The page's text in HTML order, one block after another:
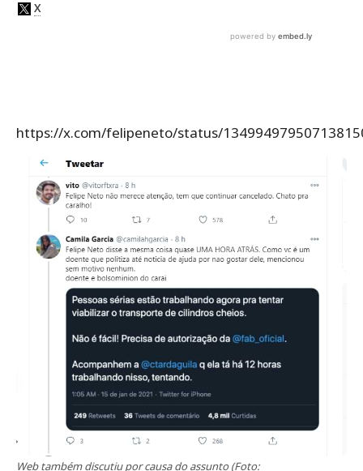
https://x.com/felipeneto/status/
Web também discutiu por causa do assunto (Foto: